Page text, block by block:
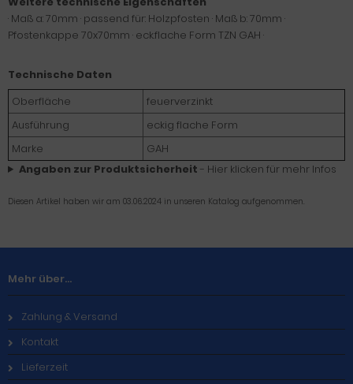
· Maß a: 70mm · passend für: Holzpfosten · Maß b: 70mm ·
Pfostenkappe 70x70mm · eck.flache Form TZN GAH ·
Technische Daten
Oberfläche
feuerverzinkt
Ausführung
eckig flache Form
Marke
GAH
Angaben zur Produktsicherheit - Hier klicken für mehr Infos
Diesen Artikel haben wir am 03.06.2024 in unseren Katalog aufgenommen.
Mehr über...
Zahlung & Versand
Kontakt
Lieferzeit